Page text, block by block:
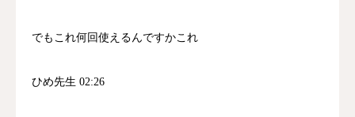
でもこれ何回使えるんですかこれ
ひめ先生 02:26